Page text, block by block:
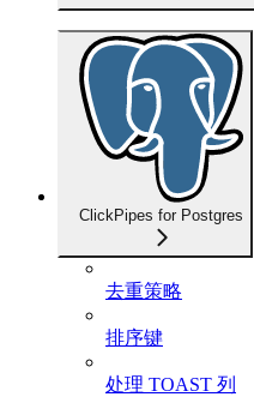
ClickPipes for Postgres
去重策略
排序键
处理 TOAST 列